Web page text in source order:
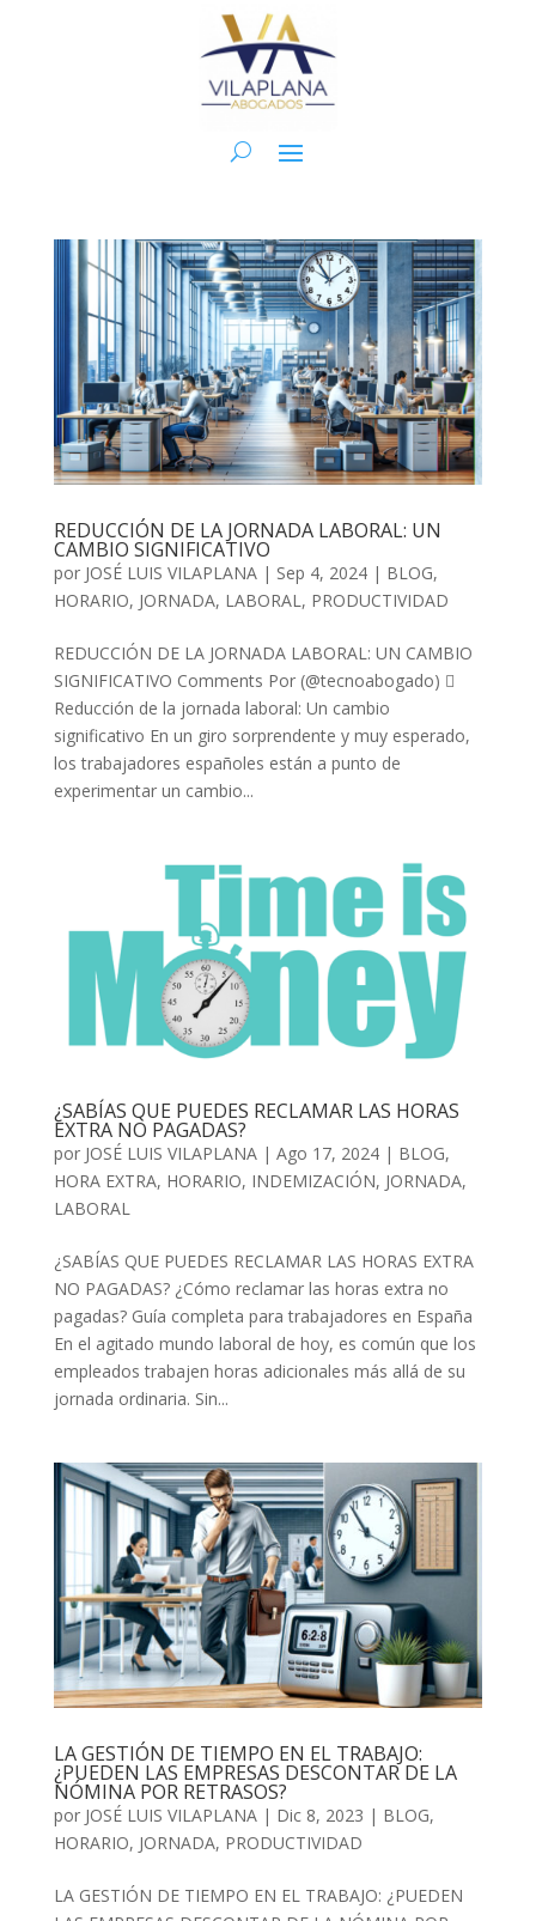
REDUCCIÓN DE LA JORNADA LABORAL: UN
CAMBIO SIGNIFICATIVO
por JOSÉ LUIS VILAPLANA| Sep 4, 2024| BLOG,
HORARIO, JORNADA, LABORAL , PRODUCTIVIDAD
REDUCCIÓN DE LA JORNADA LABORAL: UN CAMBIO
SIGNIFICATIVO Comments Por (@tecnoabogado) 
Reducción de la jornada laboral: Un cambio
significativo En un giro sorprendente y muy esperado,
los trabajadores españoles están a punto de
experimentar un cambio...
¿SABÍAS QUE PUEDES RECLAMAR LAS HORAS
EXTRA NO PAGADAS?
por JOSÉ LUIS VILAPLANA| Ago 17, 2024| BLOG,
HORA EXTRA, HORARIO, INDEMIZACIÓN, JORNADA,
LABORAL
¿SABÍAS QUE PUEDES RECLAMAR LAS HORAS EXTRA
NO PAGADAS? ¿Cómo reclamar las horas extra no
pagadas? Guía completa para trabajadores en España
En el agitado mundo laboral de hoy, es común que los
empleados trabajen horas adicionales más allá de su
jornada ordinaria. Sin...
LA GESTIÓN DE TIEMPO EN EL TRABAJO:
¿PUEDEN LAS EMPRESAS DESCONTAR DE LA
NÓMINA POR RETRASOS?
por JOSÉ LUIS VILAPLANA| Dic 8, 2023 | BLOG,
HORARIO, JORNADA, PRODUCTIVIDAD
LA GESTIÓN DE TIEMPO EN EL TRABAJO: ¿PUEDEN